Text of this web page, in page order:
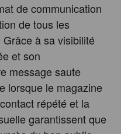
de communication
de tous les
à sa visibilité
et son
message saute
lorsque le magazine
répété et la
garantissent que